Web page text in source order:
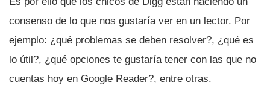
consenso de lo que nos gustarí­a ver en un lector. Por
ejemplo: ¿qué problemas se deben resolver?, ¿qué es
lo útil?, ¿qué opciones te gustarí­a tener con las que no
cuentas hoy en Google Reader?, entre otras.